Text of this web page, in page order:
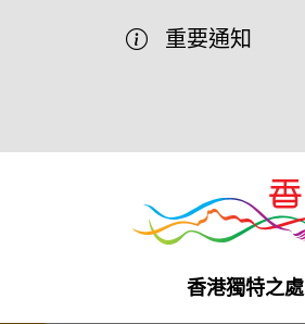
重要通知
香港獨特之處